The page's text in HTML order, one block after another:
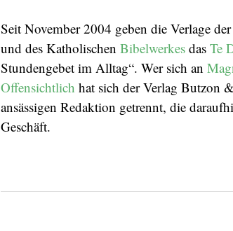
Seit November 2004 geben die Verlage der
und des Katholischen Bibelwerkes das Te
Stundengebet im Alltag“. Wer sich an
Offensichtlich hat sich der Verlag Butzon
ansässigen Redaktion getrennt, die
Geschäft.